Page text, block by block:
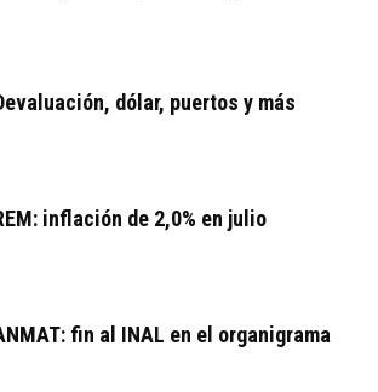
dólar, puertos y más
inflación de 2,0% en julio
fin al INAL en el organigrama